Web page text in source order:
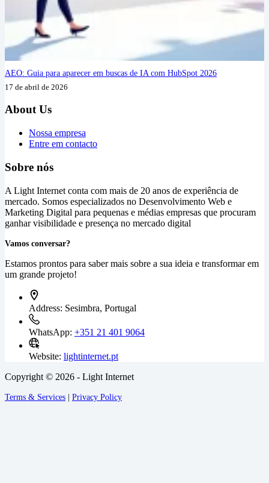
AEO: Guia para aparecer em buscas de IA com HubSpot 2026
17 de abril de 2026
About Us
Nossa empresa
Entre em contacto
Sobre nós
A Light Internet conta com mais de 20 anos de experiência de
mercado. Somos especializados no Desenvolvimento Web e
Marketing Digital para pequenas e médias empresas que procuram
ganhar visibilidade e presença no mercado digital
Vamos conversar?
Estamos prontos para saber mais sobre a sua ideia e transformar em
um grande projeto!
Address: Sesimbra, Portugal
WhatsApp: +351 21 401 9064
Website: lightinternet.pt
Copyright © 2026 - Light Internet
Terms & Services | Privacy Policy